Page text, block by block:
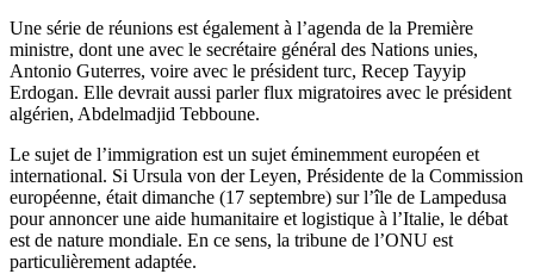
Une série de réunions est également à l’agenda de la Première
ministre, dont une avec le secrétaire général des Nations unies,
Antonio Guterres, voire avec le président turc, Recep Tayyip
Erdogan. Elle devrait aussi parler flux migratoires avec le président
algérien, Abdelmadjid Tebboune.
Le sujet de l’immigration est un sujet éminemment européen et
international. Si Ursula von der Leyen, Présidente de la Commission
européenne, était dimanche (17 septembre) sur l’île de Lampedusa
pour annoncer une aide humanitaire et logistique à l’Italie, le débat
est de nature mondiale. En ce sens, la tribune de l’ONU est
particulièrement adaptée.